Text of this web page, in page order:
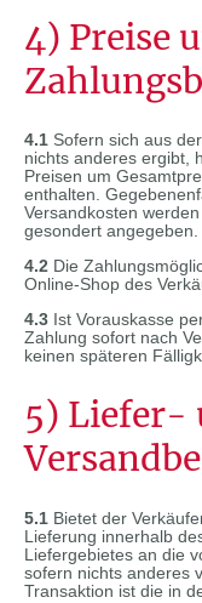
4) Preise
4.1 Sofern sich aus
nichts anderes ergibt,
Preisen um
enthalten.
Versandkosten
gesondert angegeben.
4.2 Die
Online-Shop des
4.3 Ist Vorauskasse
Zahlung sofort nach
keinen späteren
5) Liefer-
5.1 Bietet der
Lieferung innerhalb
Liefergebietes an die
sofern nichts anderes
Transaktion ist die in